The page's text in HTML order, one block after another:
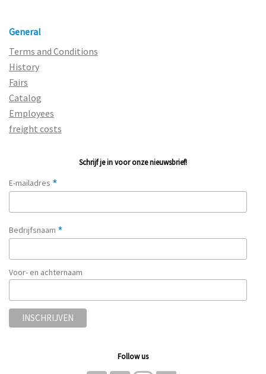
General
Terms and Conditions
History
Fairs
Catalog
Employees
freight costs
Schrijf je in voor onze nieuwsbrief!
E-mailadres *
Bedrijfsnaam *
Voor- en achternaam
Follow us